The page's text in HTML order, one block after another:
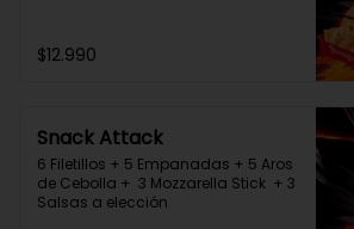
$12.990
Snack Attack
6 Filetillos + 5 Empanadas + 5 Aros
de Cebolla +  3 Mozzarella Stick  + 3
Salsas a elección